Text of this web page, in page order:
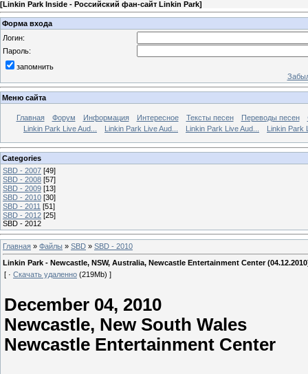
[Linkin Park Inside - Российский фан-сайт Linkin Park]
Форма входа
Логин:
Пароль:
запомнить
Меню сайта
Главная Форум Информация Интересное Тексты песен Переводы песен
Linkin Park Live Aud...
Linkin Park Live Aud... Linkin Park Live Aud... Linkin Park
Categories
SBD - 2007 [49]
SBD - 2008 [57]
SBD - 2009 [13]
SBD - 2010 [30]
SBD - 2011 [51]
SBD - 2012 [25]
SBD - 2012
Главная » Файлы » SBD » SBD - 2010
Linkin Park - Newcastle, NSW, Australia, Newcastle Entertainment Center
[ · Скачать удаленно (219Mb) ]
December 04, 2010
Newcastle, New South Wales
Newcastle Entertainment Center